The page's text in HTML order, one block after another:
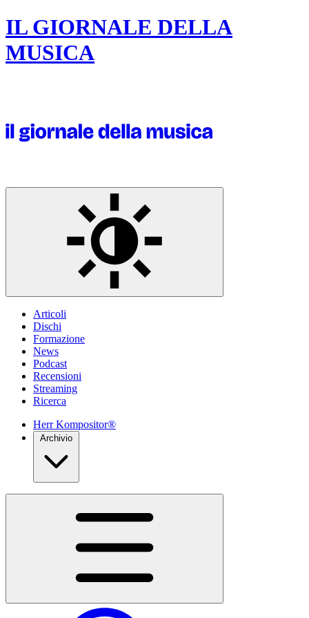
IL GIORNALE DELLA
MUSICA
Articoli
Dischi
Formazione
News
Podcast
Recensioni
Streaming
Ricerca
Herr Kompositor®
Archivio